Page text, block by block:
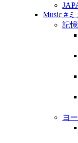
Music #
記
ヨ